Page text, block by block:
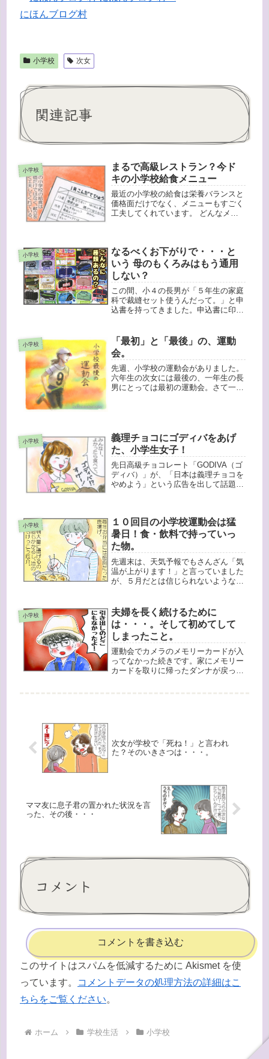
にほんブログ村
小学校 次女
関連記事
小学校
まるで高級レストラン？今ド
キの小学校給食メニュー
最近の小学校の給食は栄養バランスと
価格面だけでなく、メニューもすごく
工夫してくれています。 どんなメニ
せんべい汁やら愛知県の味噌カツや
ら、...
小学校
なるべくお下がりで・・・と
いう 母のもくろみはもう通用
しない？
この間、小４の長男が「５年生の家庭
科で裁縫セット使うんだって。」と申
込書を持ってきました。申込書に印刷
ランドもたくさんあるよ？？私の頃
は、男子用・女子用しかなかったけど
な〜。...
小学校
「最初」と「最後」の、運動
会。
先週、小学校の運動会がありました。
六年生の次女には最後の、一年生の長
男にとっては最初の運動会。さて一年
の頃...
小学校
義理チョコにゴディバをあげ
た、小学生女子！
先日高級チョコレート「GODIVA（ゴ
ディバ）」が、「日本は義理チョコを
やめよう」という広告を出して話題に
なこと言えるのでは・・・と思ったり
し...
小学校
１０回目の小学校運動会は猛
暑日！食・飲料で持っていっ
た物。
先週末は、天気予報でもさんざん「気
温が上がります！」と言っていました
が、５月だとは信じられないような猛
運動会も、長女の時から数えると今年
で１０回目ですが、暑さが厳しいとき
は...
小学校
夫婦を長く続けるために
は・・・。そして初めてして
しまったこと。
運動会でカメラのメモリーカードが入
ってなかった続きです。家にメモリー
カードを取りに帰ったダンナが戻って
次女が学校で「死ね！」と言われ
た？そのいきさつは・・・。
ママ友に息子君の置かれた状況を言
った、その後・・・
コメント
コメントを書き込む
このサイトはスパムを低減するために Akismet を使
っています。
コメントデータの処理方法の詳細はこ
ちらをご覧ください。
ホーム 学校生活 小学校